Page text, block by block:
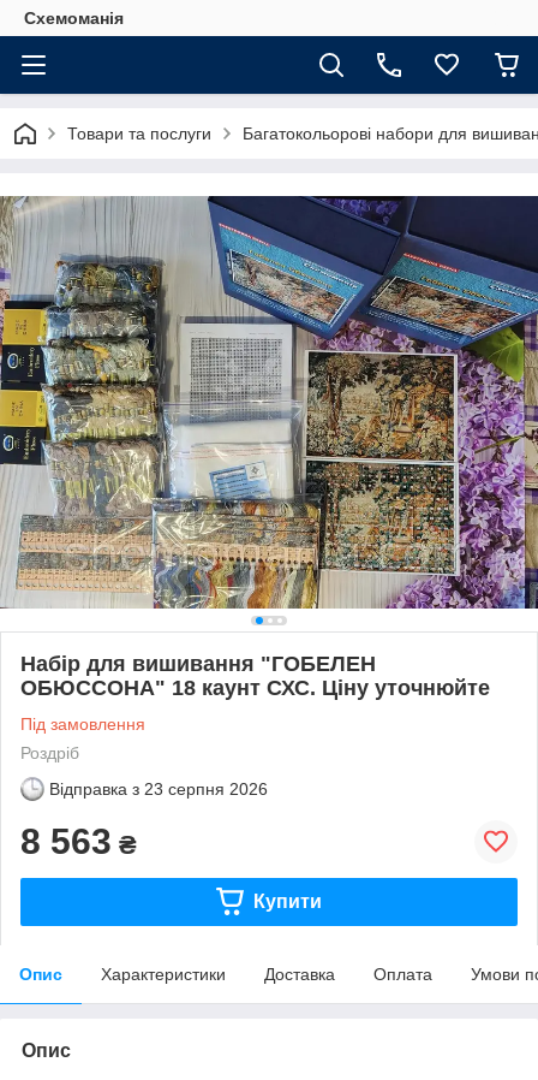
Схемоманія
Товари та послуги Багатокольорові набори для
Набір для вишивання "ГОБЕЛЕН
ОБЮССОНА" 18 каунт СХС. Ціну уточнюйте
Під замовлення
Роздріб
Відправка з 23 серпня 2026
8 563 ₴
Купити
Опис Характеристики Доставка Оплата Умови
Опис